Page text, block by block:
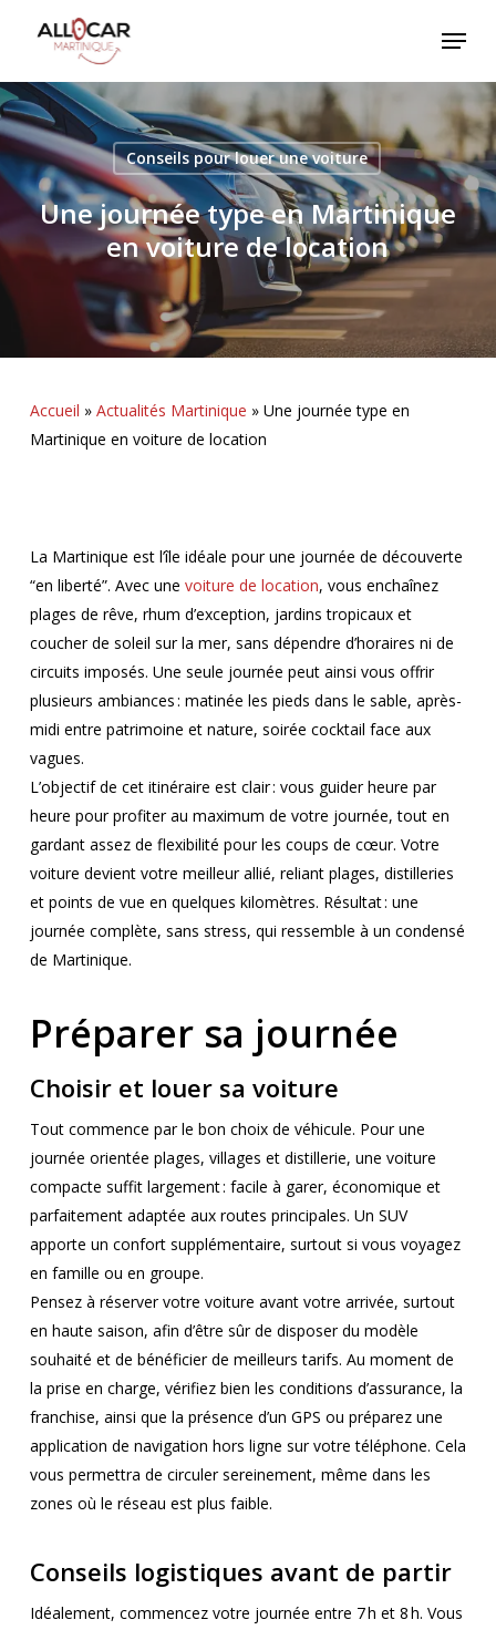
content
Menu
Conseils pour louer une voiture
Une journée type en Martinique
en voiture de location
Accueil » Actualités Martinique » Une journée type en
Martinique en voiture de location
La Martinique est l’île idéale pour une journée de découverte
“en liberté”. Avec une voiture de location, vous enchaînez
plages de rêve, rhum d’exception, jardins tropicaux et
coucher de soleil sur la mer, sans dépendre d’horaires ni de
circuits imposés. Une seule journée peut ainsi vous offrir
plusieurs ambiances : matinée les pieds dans le sable, après-
midi entre patrimoine et nature, soirée cocktail face aux
vagues.
L’objectif de cet itinéraire est clair : vous guider heure par
heure pour profiter au maximum de votre journée, tout en
gardant assez de flexibilité pour les coups de cœur. Votre
voiture devient votre meilleur allié, reliant plages, distilleries
et points de vue en quelques kilomètres. Résultat : une
journée complète, sans stress, qui ressemble à un condensé
de Martinique.
Préparer sa journée
Choisir et louer sa voiture
Tout commence par le bon choix de véhicule. Pour une
journée orientée plages, villages et distillerie, une voiture
compacte suffit largement : facile à garer, économique et
parfaitement adaptée aux routes principales. Un SUV
apporte un confort supplémentaire, surtout si vous voyagez
en famille ou en groupe.
Pensez à réserver votre voiture avant votre arrivée, surtout
en haute saison, afin d’être sûr de disposer du modèle
souhaité et de bénéficier de meilleurs tarifs. Au moment de
la prise en charge, vérifiez bien les conditions d’assurance, la
franchise, ainsi que la présence d’un GPS ou préparez une
application de navigation hors ligne sur votre téléphone. Cela
vous permettra de circuler sereinement, même dans les
zones où le réseau est plus faible.
Conseils logistiques avant de partir
Idéalement, commencez votre journée entre 7 h et 8 h. Vous